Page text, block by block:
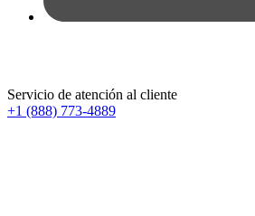
Servicio de atención al cliente
+1 (888) 773-4889